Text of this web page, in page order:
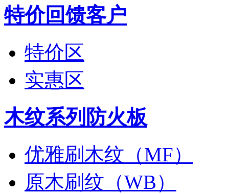
特价回馈客户
特价区
实惠区
木纹系列防火板
优雅刷木纹（MF）
原木刷纹（WB）